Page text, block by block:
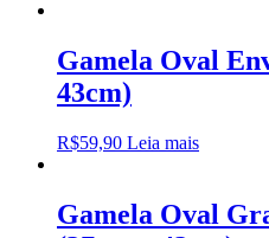
Gamela Oval
43cm)
R$59,90 Leia mais
Gamela Oval